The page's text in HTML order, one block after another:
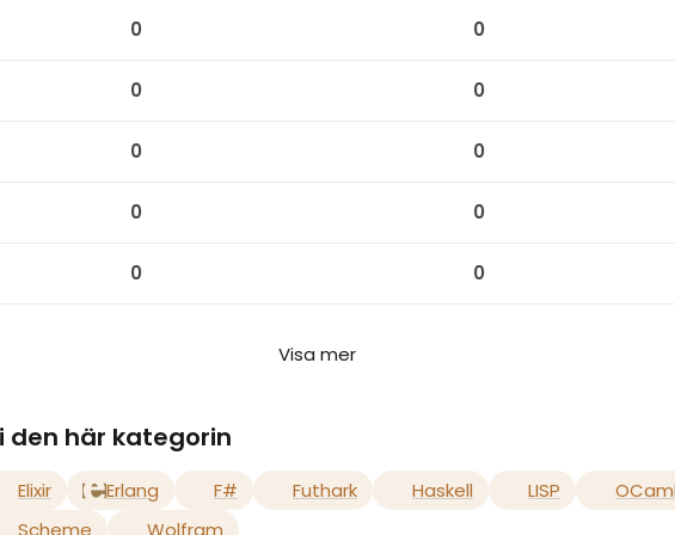
0 0
0 0
0 0
0 0
0 0
Visa mer
den här kategorin
Elixir Erlang F# Futhark Haskell LISP
Scheme Wolfram